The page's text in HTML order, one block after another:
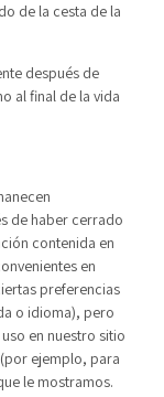
de la cesta de la
después de
al final de la vida
de haber cerrado
contenida en
en
preferencias
o idioma), pero
en nuestro sitio
ejemplo, para
le mostramos.